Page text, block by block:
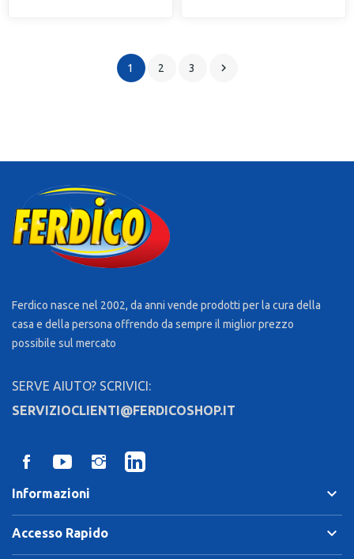
1 2 3 
Ferdico nasce nel 2002, da anni vende prodotti per la cura della
casa e della persona offrendo da sempre il miglior prezzo
possibile sul mercato
SERVE AIUTO? SCRIVICI:
SERVIZIOCLIENTI@FERDICOSHOP.IT
Informazioni keyboard_arrow_down
Accesso Rapido keyboard_arrow_down